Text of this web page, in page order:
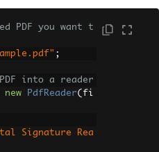
PDF you want t
;
into a reader
new PdfReader( fi
Signature Rea